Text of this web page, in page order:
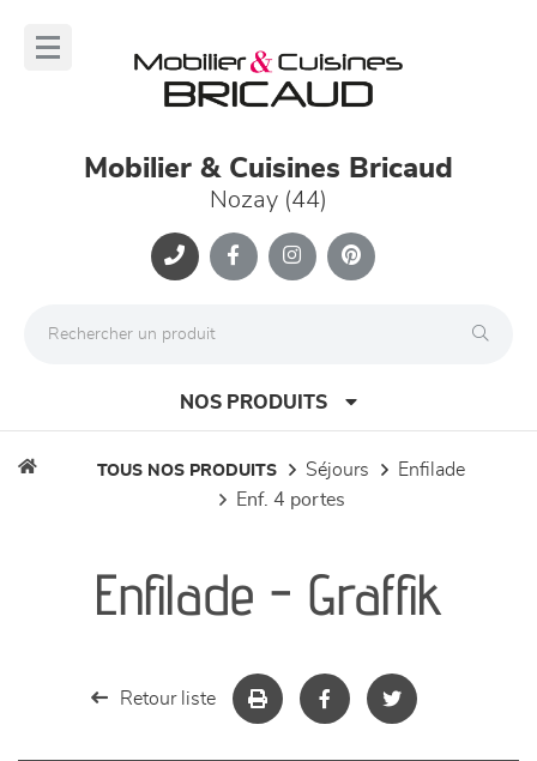
Mobilier & Cuisines Bricaud
Nozay (44)
NOS PRODUITS
séjours
chambres et dressing
TOUS NOS PRODUITS séjours
enfilade
enf. 4 portes
Enfilade - Graffik
Retour liste